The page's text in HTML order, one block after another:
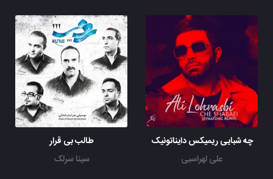
چه شبایی ریمیکس دایناتونیک
علی لهراسبی
طالب بی قرار
سینا سرلک